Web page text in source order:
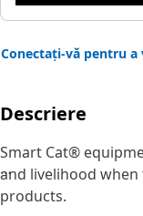
Conectați-vă pentru
Descriere
Smart Cat®
and livelihood
products.